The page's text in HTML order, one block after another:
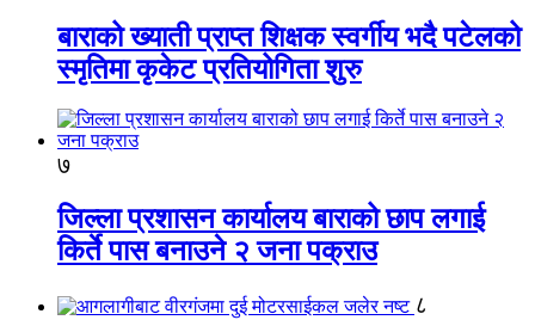
बाराको ख्याती प्राप्त शिक्षक स्वर्गीय भदै पटेलको
स्मृतिमा कृकेट प्रतियोगिता शुरु
७
जिल्ला प्रशासन कार्यालय बाराको छाप लगाई
किर्ते पास बनाउने २ जना पक्राउ
८